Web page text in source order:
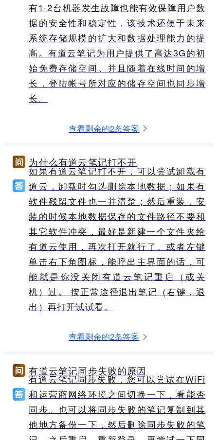
有1-2台机器发生故障也能有效保障用户数
据的安全性和稳定性，该技术还便于未来
系统存储规模的扩大和数据处理能力的提
高。有道云笔记为用户提供了高达3G的初
始免费存储空间。并且随着在线时间的增
长，登陆帐号所对应的储存空间也同步增
长。
查看剩余的2条答案
为什么有道云笔记打不开
如果有道云笔记打不开，可以尝试卸载有
道云，卸载时勾选删除本地数据；如果有
软件残留文件也一并清楚；然后重装，安
装的时候本地数据保存的文件路径不要和
其它软件冲突，最好是新建一个文件夹给
有道云使用，再次打开就行了。或者左键
单击右下角图标，能呼出主界面的话，可
能就是你没关闭有道云笔记重启（或关
机）过。 按正常途径退出笔记（右键，退
出）再打开试试看。
查看剩余的2条答案
有道云笔记同步失败的原因
有道云笔记同步失败，您可以尝试在WiFi
和运营商网络环境之间切换一下，看能否
同步。也可以将同步失败的笔记复制到其
他地方备份一下，然后删除同步失败的笔